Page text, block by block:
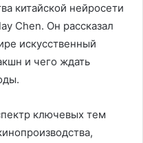
китайской нейросети
Chen. Он рассказал
искусственный
и чего ждать
ключевых тем